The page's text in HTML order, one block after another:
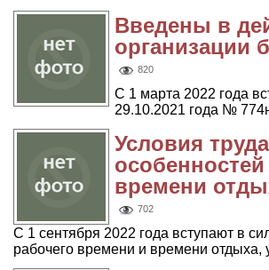
Введены в
организации
820
С 1 марта 2022 года
29.10.2021 года №
Условия
времени
702
С 1 сентября 2022 года вступают в
рабочего времени и времени отдыха,